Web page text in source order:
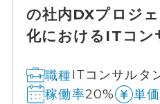
の社内DXプロジ
化におけるITコン
職種ITコンサルタ
稼働率20% 単価